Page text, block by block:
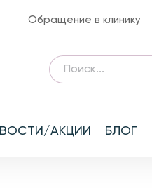
Обращение в клинику
АКЦИИ БЛОГ